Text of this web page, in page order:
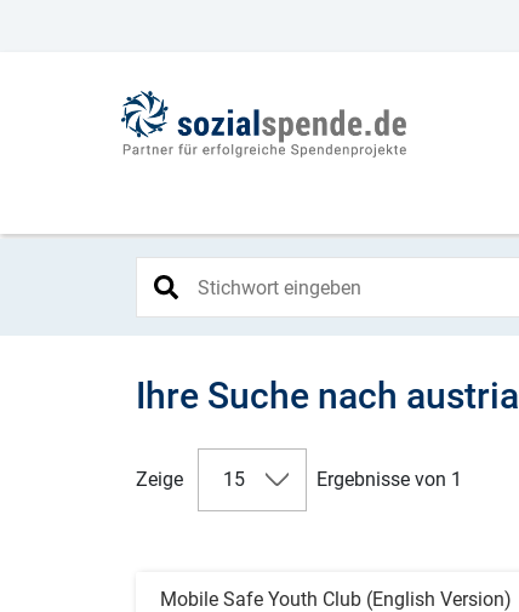
Ihre Suche nach austria
Zeige 15 Ergebnisse von 1
Mobile Safe Youth Club (English Version)